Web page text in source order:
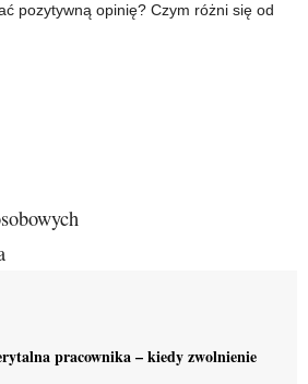
pozytywną opinię? Czym różni się od
pracownika – kiedy zwolnienie